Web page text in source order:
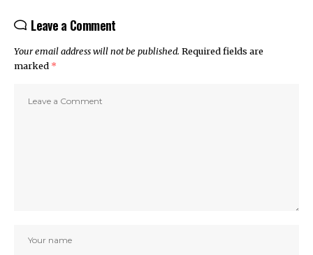
Leave a Comment
Your email address will not be published. Required fields are
marked *